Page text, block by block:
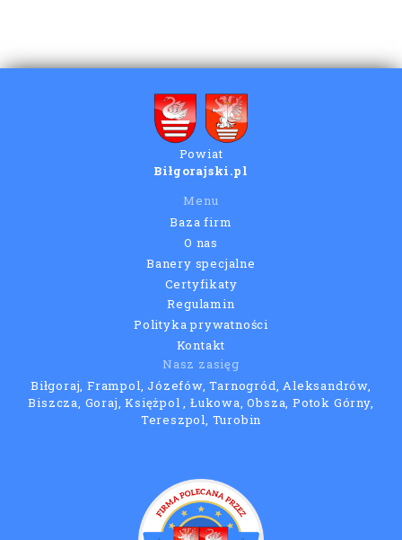
Powiat
Biłgorajski.pl
Menu
Baza firm
O nas
Banery specjalne
Certyfikaty
Regulamin
Polityka prywatności
Kontakt
Nasz zasięg
Biłgoraj, Frampol, Józefów, Tarnogród, Aleksandrów,
Biszcza, Goraj, Księżpol , Łukowa, Obsza, Potok Górny,
Tereszpol, Turobin